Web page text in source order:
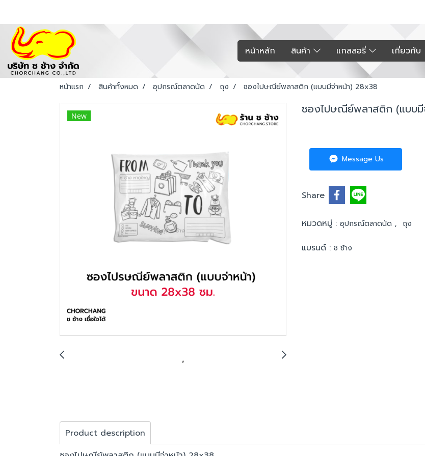
หน้าหลัก สินค้า แกลลอรี่ เกี่ยวกับ
หน้าแรก สินค้าทั้งหมด อุปกรณ์ตลาดนัด ถุง ซองไปษณีย์พลาสติก (แบบมีจ่าหน้า) 28x38
New ซองไปษณีย์พลาสติก (แบบมี
Message Us
Share
หมวดหมู่ : อุปกรณ์ตลาดนัด , ถุง
แบรนด์ : ช ช้าง
Product description